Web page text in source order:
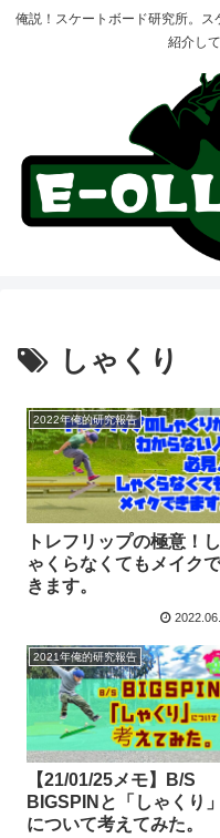
俺説！スケートボード研究所。
紹介し
しゃくり
2022年俺的研究報告
トレフリップの極意！し
ゃくらなくてもメイクで
きます。
2021年俺的研究報告
【21/01/25メモ】B/S
BIGSPINと「しゃくり」
について考えてみた。